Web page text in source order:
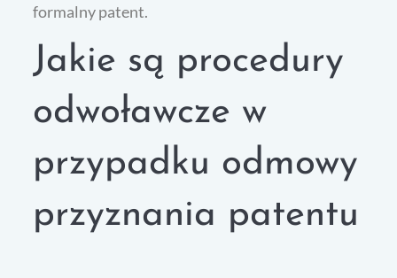
formalny patent.
Jakie są procedury
odwoławcze w
przypadku odmowy
przyznania patentu